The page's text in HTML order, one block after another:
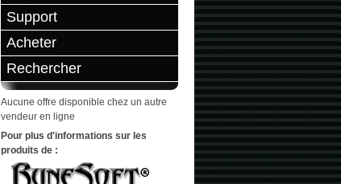
Support
Acheter
Rechercher
Aucune offre disponible chez un autre
vendeur en ligne
Pour plus d'informations sur les
produits de :